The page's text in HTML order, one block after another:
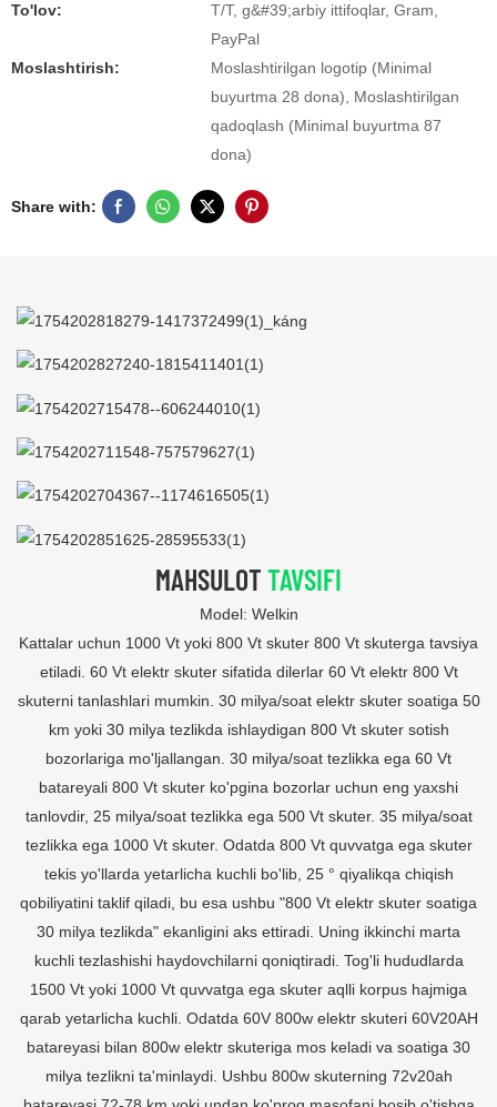
To'lov:
T/T, g&#39;arbiy ittifoqlar, Gram,
PayPal
Moslashtirish:
Moslashtirilgan logotip (Minimal
buyurtma 28 dona), Moslashtirilgan
qadoqlash (Minimal buyurtma 87
dona)
Share with:
MAHSULOTTAVSIFI
Model: Welkin
Kattalar uchun 1000 Vt yoki 800 Vt skuter 800 Vt skuterga tavsiya
etiladi. 60 Vt elektr skuter sifatida dilerlar 60 Vt elektr 800 Vt
skuterni tanlashlari mumkin. 30 milya/soat elektr skuter soatiga 50
km yoki 30 milya tezlikda ishlaydigan 800 Vt skuter sotish
bozorlariga mo'ljallangan. 30 milya/soat tezlikka ega 60 Vt
batareyali 800 Vt skuter ko'pgina bozorlar uchun eng yaxshi
tanlovdir, 25 milya/soat tezlikka ega 500 Vt skuter. 35 milya/soat
tezlikka ega 1000 Vt skuter. Odatda 800 Vt quvvatga ega skuter
tekis yo'llarda yetarlicha kuchli bo'lib, 25 ° qiyalikqa chiqish
qobiliyatini taklif qiladi, bu esa ushbu "800 Vt elektr skuter soatiga
30 milya tezlikda" ekanligini aks ettiradi. Uning ikkinchi marta
kuchli tezlashishi haydovchilarni qoniqtiradi. Tog'li hududlarda
1500 Vt yoki 1000 Vt quvvatga ega skuter aqlli korpus hajmiga
qarab yetarlicha kuchli. Odatda 60V 800w elektr skuteri 60V20AH
batareyasi bilan 800w elektr skuteriga mos keladi va soatiga 30
milya tezlikni ta'minlaydi. Ushbu 800w skuterning 72v20ah